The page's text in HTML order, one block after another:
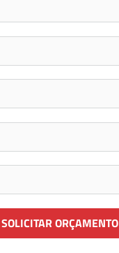
SOLICITAR ORÇAMENTO